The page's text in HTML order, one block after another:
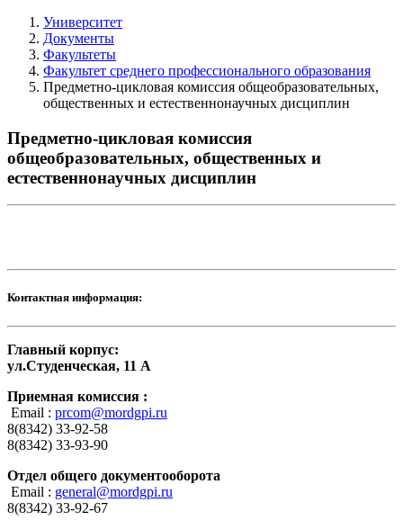
Университет
Документы
Факультеты
Факультет среднего профессионального образования
Предметно-цикловая комиссия общеобразовательных,
общественных и естественнонаучных дисциплин
Предметно-цикловая комиссия
общеобразовательных, общественных и
естественнонаучных дисциплин
Контактная информация:
Главный корпус:
ул.Студенческая, 11 А
Приемная комиссия :
Email : prcom@mordgpi.ru
8(8342) 33-92-58
8(8342) 33-93-90
Отдел общего документооборота
Email : general@mordgpi.ru
8(8342) 33-92-67